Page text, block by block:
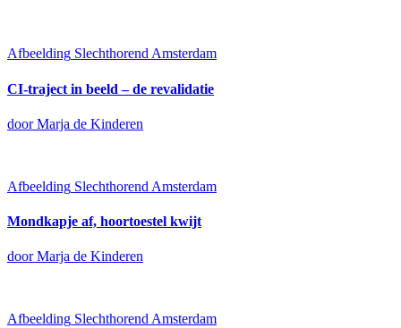
Afbeelding Slechthorend Amsterdam
CI-traject in beeld – de revalidatie
door Marja de Kinderen
Afbeelding Slechthorend Amsterdam
Mondkapje af, hoortoestel kwijt
door Marja de Kinderen
Afbeelding Slechthorend Amsterdam